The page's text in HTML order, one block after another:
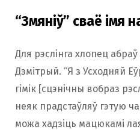
“Змяніў” сваё імя
Для рэслінга хлопец
Дзмітрый. “Я з Усходняй
гімік [cцэнічны вобраз
неяк прадстаўляў гэтую
можа хадзіць мацюкамі